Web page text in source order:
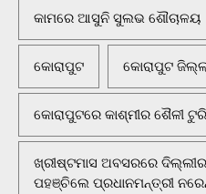
କାମରେ ଆସୁନି ସୁଲଭ ଶୌଚାଳୟ
କୋରାପୁଟ କୋରାପୁଟ
କୋରାପୁଟରେ କାଶ୍ମୀର ଶୈଳୀ
ଖ୍ରୀଷ୍ଟମାସ ଅବସରରେ
ପହଞ୍ଚିଲେ ପ୍ରଧାନମନ୍ତ୍ରୀ